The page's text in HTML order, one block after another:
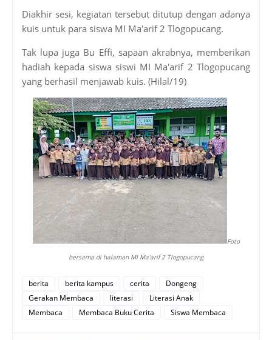
Diakhir sesi, kegiatan tersebut ditutup dengan adanya
kuis untuk para siswa MI Ma'arif 2 Tlogopucang.
Tak lupa juga Bu Effi, sapaan akrabnya, memberikan
hadiah kepada siswa siswi MI Ma'arif 2 Tlogopucang
yang berhasil menjawab kuis. (Hilal/19)
Foto
bersama di halaman MI Ma'arif 2 Tlogopucang
berita berita kampus cerita
Dongeng
Gerakan Membaca
literasi
Literasi Anak
Membaca
Membaca Buku Cerita Siswa Membaca